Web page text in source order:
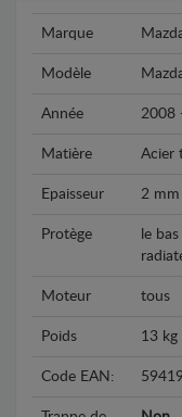
Marque
Modèle
Année 2008
Matière Acier
Epaisseur 2 mm
Protège
le
Moteur tous
Poids 13 kg
Code EAN: